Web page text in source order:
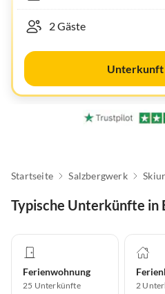
Unterkunft
Startseite Salzbergwerk
Typische Unterkünfte in
Ferienwohnung
25 Unterkünfte 2